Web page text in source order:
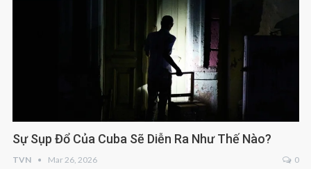
Sự Sụp Đổ Của Cuba Sẽ Diễn Ra Như Thế Nào?
TVN Mar 26, 2026 0